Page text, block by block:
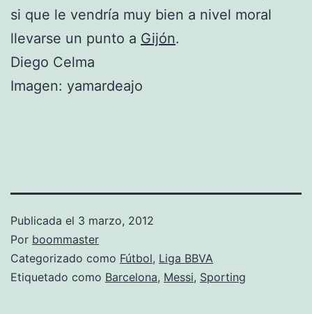
si que le vendría muy bien a nivel moral
llevarse un punto a Gijón.
Diego Celma
Imagen: yamardeajo
Publicada el 3 marzo, 2012
Por boommaster
Categorizado como Fútbol, Liga BBVA
Etiquetado como Barcelona, Messi, Sporting